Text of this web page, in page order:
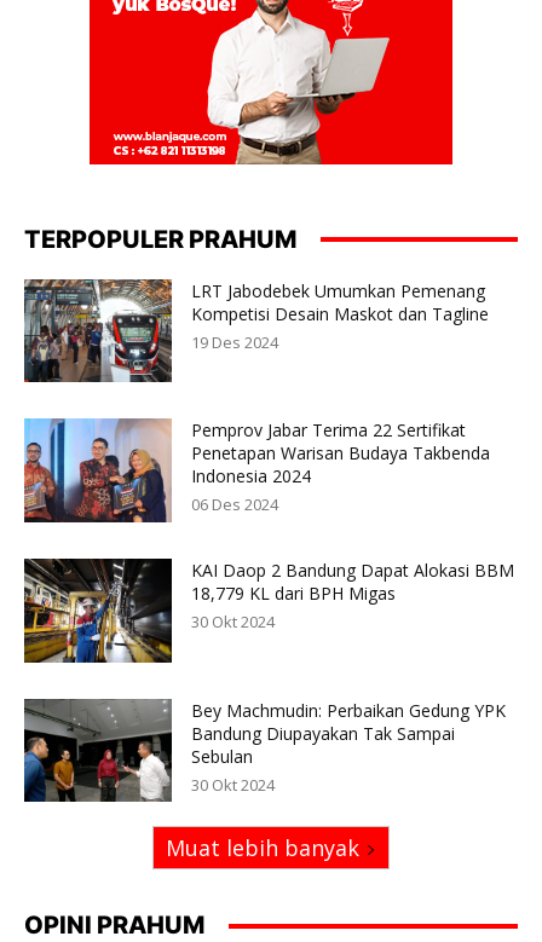
TERPOPULER PRAHUM
LRT Jabodebek Umumkan Pemenang
Kompetisi Desain Maskot dan Tagline
19 Des 2024
Pemprov Jabar Terima 22 Sertifikat
Penetapan Warisan Budaya Takbenda
Indonesia 2024
06 Des 2024
KAI Daop 2 Bandung Dapat Alokasi BBM
18,779 KL dari BPH Migas
30 Okt 2024
Bey Machmudin: Perbaikan Gedung YPK
Bandung Diupayakan Tak Sampai
Sebulan
30 Okt 2024
Muat lebih banyak
OPINI PRAHUM